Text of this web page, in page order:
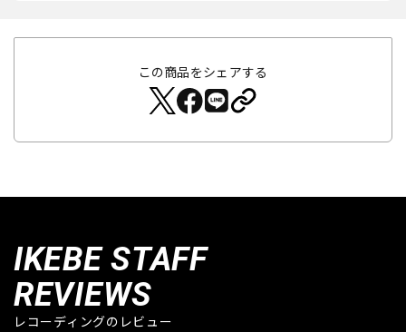
この商品をシェアする
IKEBE STAFF
REVIEWS
レコーディングのレビュー